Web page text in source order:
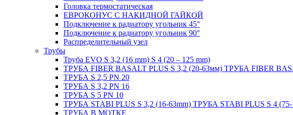
Головка термостатическая
ЕВРОКОНУС С НАКИДНОЙ ГАЙКОЙ
Подключение к радиатору угольник 45°
Подключение к радиатору угольник 90°
Распределительный узел
Трубы
Труба EVO S 3,2 (16 mm) S 4 (20 – 125 mm)
ТРУБА FIBER BASALT PLUS S 3,2 (20-63мм) ТРУБА FIBER
ТРУБА S 2,5 PN 20
ТРУБА S 3,2 PN 16
ТРУБА S 5 PN 10
ТРУБА STABI PLUS S 3,2 (16-63mm) ТРУБА STABI PLUS S 4 (75-
ТРУБА В МОТКЕ